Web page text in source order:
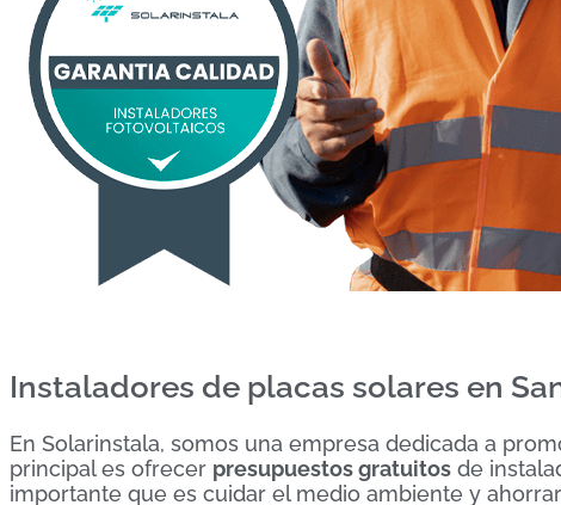
Instaladores de placas solares en
En Solarinstala, somos una empresa dedicada a
principal es ofrecer presupuestos gratuitos de
importante que es cuidar el medio ambiente y